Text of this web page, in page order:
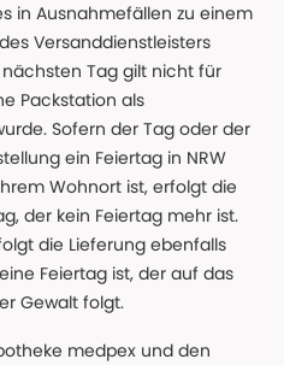
in Ausnahmefällen zu einem
Versanddienstleisters
Tag gilt nicht für
Packstation als
Sofern der Tag oder der
ein Feiertag in NRW
Wohnort ist, erfolgt die
der kein Feiertag mehr ist.
die Lieferung ebenfalls
Feiertag ist, der auf das
Gewalt folgt.
medpex und den